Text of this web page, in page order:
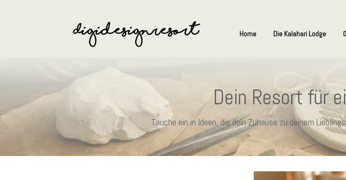
Home Die Kalahari Lodge
Dein Resort für
Tauche ein in Ideen, die dein Zuhause zu deinem